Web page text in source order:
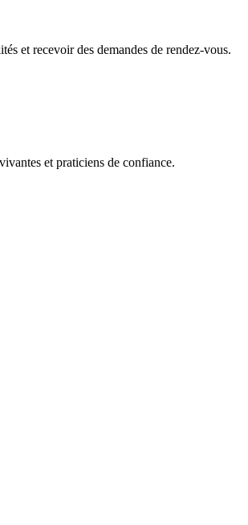
et recevoir des demandes de rendez-vous.
et praticiens de confiance.